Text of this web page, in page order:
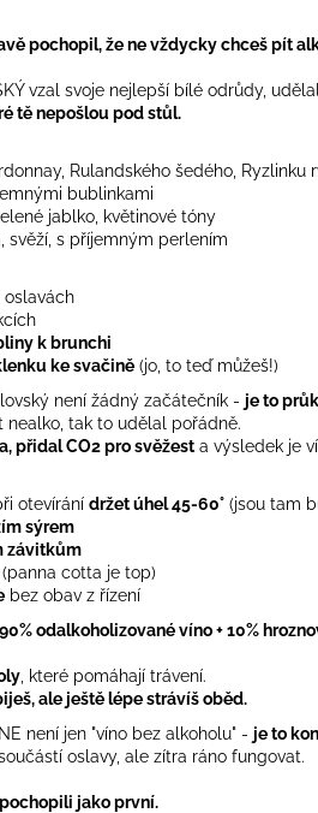
pochopil, že ne vždycky chceš pít
vzal svoje nejlepší bílé odrůdy,
tě nepošlou pod stůl.
Rulandského šedého, Ryzlinku
bublinkami
jablko, květinové tóny
svěží, s příjemným perlením
oslavách
k brunchi
ke svačině (jo, to teď můžeš!)
není žádný začátečník - je to
tak to udělal pořádně.
přidal CO2 pro svěžest a výsledek je
otevírání držet úhel 45-60° (jsou tam
sýrem
závitkům
(panna cotta je top)
bez obav z řízení
90% odalkoholizované víno + 10%
, které pomáhají trávení.
ale ještě lépe strávíš oběd.
není jen "víno bez alkoholu" - je to
oslavy, ale zítra ráno fungovat.
jako první.